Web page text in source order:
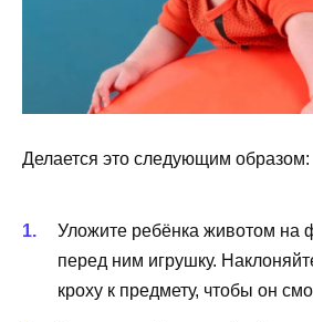
Делается это следующим образом:
Уложите ребёнка животом на
перед ним игрушку.
кроху к предмету, чтобы он